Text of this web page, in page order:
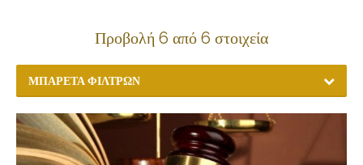
Προβολή 6 από 6 στοιχεία
ΜΠΑΡΈΤΑ ΦΊΛΤΡΩΝ